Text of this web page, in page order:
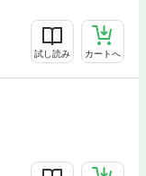
試し読み カートへ